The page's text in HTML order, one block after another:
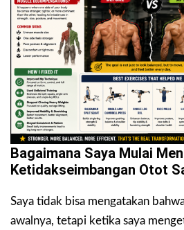
Bagaimana Saya Mulai
Ketidakseimbangan Otot
Saya tidak bisa mengatakan
awalnya, tetapi ketika saya